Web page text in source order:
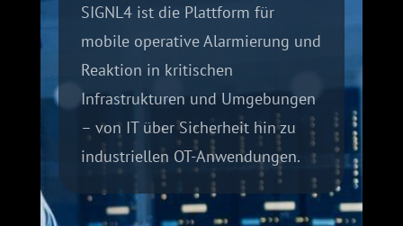
SIGNL4 ist die Plattform für
mobile operative Alarmierung und
Reaktion in kritischen
Infrastrukturen und Umgebungen
– von IT über Sicherheit hin zu
industriellen OT-Anwendungen.